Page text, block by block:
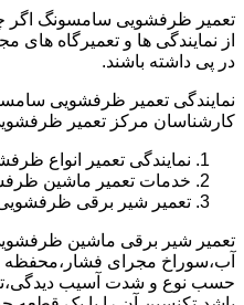
تعمیر ظرفشویی سامسونگ اگر
از نمایندگی ها و تعمیرگاه
در پی داشته باشند.
نمایندگی تعمیر ظرفشویی
کارشناسان مرکز تعمیر
نمایندگی تعمیر انواع
خدمات تعمیر ماشین
تعمیر شیر برقی
تعمیر شیر برقی ماشین
آب،سوراخ مجرای فشار،محفظه
حسب نوع و شدت آسیب